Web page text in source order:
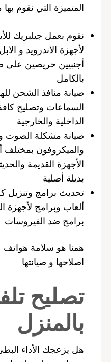
المتميزة التي نقوم
نقوم بعمل جيلبريك
لأجهزة الاندرويد و
أجنبيين حريصين على
بالكامل
صيانة منافذ الشحن
السماعات وتصليح
الداخلية والخارجية
صيانة مشكلة الصوت
والميكروفون بمختلف
الأجهزة القديمة
بديلة أصلية
تحديث برامج وتنزيل
ألعاب وبرامج لأجهزة
برامج ضد الفيروسات
همنا هو سلامة هواتف
اصلاحها و صيانتها
تصليح
بالمنزل
هل يزعجك الأداء